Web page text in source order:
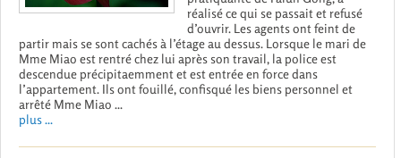
réalisé ce qui se passait et refusé
d’ouvrir. Les agents ont feint de
partir mais se sont cachés à l’étage au dessus. Lorsque le mari de
Mme Miao est rentré chez lui après son travail, la police est
descendue précipitaemment et est entrée en force dans
l’appartement. Ils ont fouillé, confisqué les biens personnel et
arrêté Mme Miao ...
plus ...